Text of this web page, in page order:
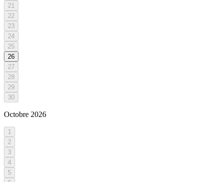
21
22
23
24
25
26
27
28
29
30
Octobre 2026
1
2
3
4
5